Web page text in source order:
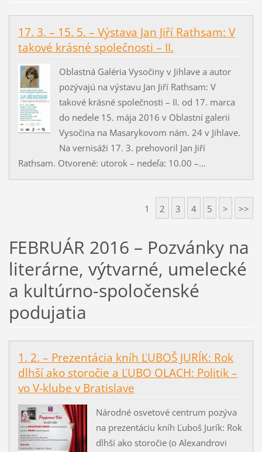
17. 3. – 15. 5. – Výstava Jan Jiří Rathsam: V
takové krásné společnosti – II.
Oblastná Galéria Vysočiny v Jihlave a autor
pozývajú na výstavu Jan Jiří Rathsam: V
takové krásné společnosti – II. od 17. marca
do nedele 15. mája 2016 v Oblastní galerii
Vysočina na Masarykovom nám. 24 v Jihlave.
Na vernisáži 17. 3. prehovoril Jan Jiří
Rathsam. Otvorené: utorok – nedeľa: 10.00 –...
1 2 3 4 5 > >>
FEBRUÁR 2016 – Pozvánky na
literárne, výtvarné, umelecké
a kultúrno-spoločenské
podujatia
1. 2. – Prezentácia kníh ĽUBOŠ JURÍK: Rok
dlhší ako storočie a ĽUBO OLACH: Politik –
vo V-klube v Bratislave
Národné osvetové centrum pozýva
na prezentáciu kníh Ľuboš Jurík: Rok
dlhší ako storočie (o Alexandrovi